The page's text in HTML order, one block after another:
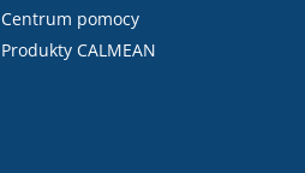
Centrum pomocy
Produkty CALMEAN